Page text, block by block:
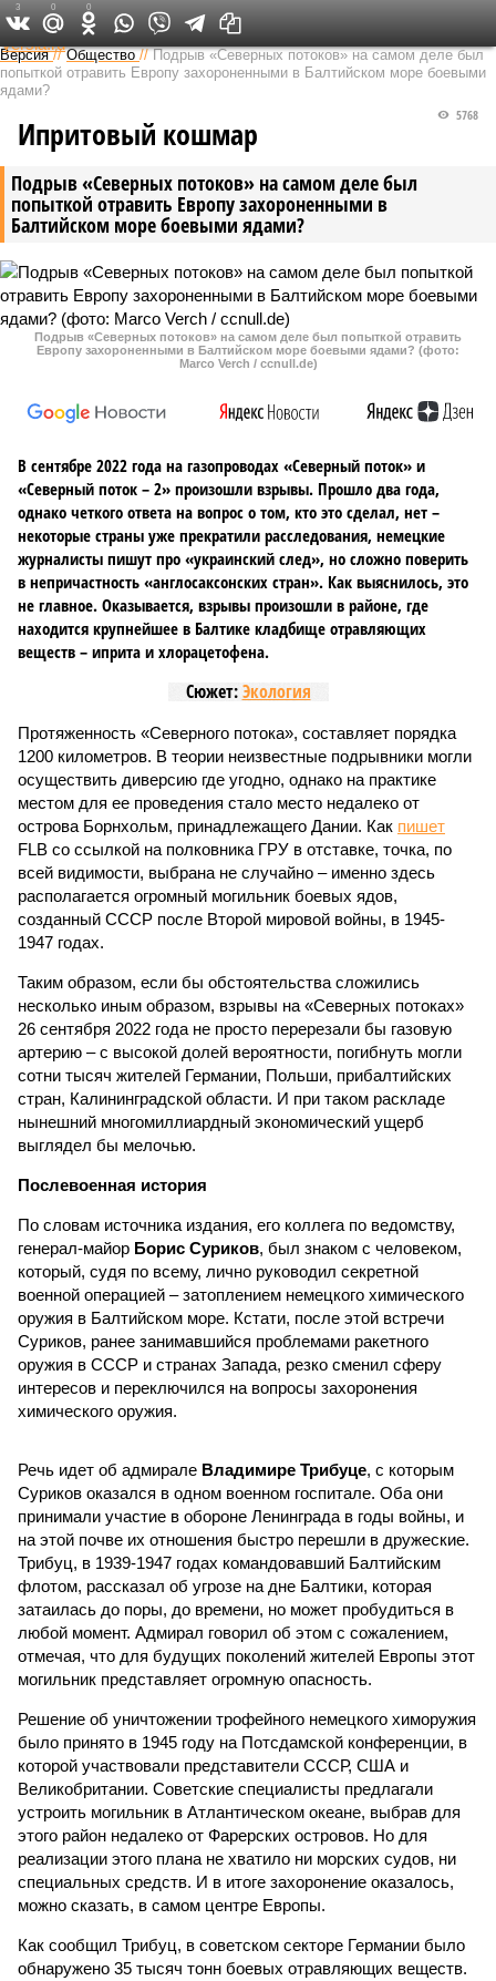
Федеральный выпуск
Версия //Общество //Подрыв «Северных потоков» на самом деле был
попыткой отравить Европу захороненными в Балтийском море боевыми
ядами?
Подрыв «Северных потоков» на самом деле был
попыткой отравить Европу захороненными в
Балтийском море боевыми ядами?
5768
Ипритовый кошмар
Подрыв «Северных потоков» на самом деле был попыткой отравить
Европу захороненными в Балтийском море боевыми ядами? (фото:
Marco Verch / ccnull.de)
В сентябре 2022 года на газопроводах «Северный поток» и
«Северный поток – 2» произошли взрывы. Прошло два года,
однако четкого ответа на вопрос о том, кто это сделал, нет –
некоторые страны уже прекратили расследования, немецкие
журналисты пишут про «украинский след», но сложно поверить
в непричастность «англосаксонских стран». Как выяснилось, это
не главное. Оказывается, взрывы произошли в районе, где
находится крупнейшее в Балтике кладбище отравляющих
веществ – иприта и хлорацетофена.
Сюжет:Экология
Протяженность «Северного потока», составляет порядка
1200 километров. В теории неизвестные подрывники могли
осуществить диверсию где угодно, однако на практике
местом для ее проведения стало место недалеко от
острова Борнхольм, принадлежащего Дании. Как пишет
FLB со ссылкой на полковника ГРУ в отставке, точка, по
всей видимости, выбрана не случайно – именно здесь
располагается огромный могильник боевых ядов,
созданный СССР после Второй мировой войны, в 1945-
1947 годах.
Таким образом, если бы обстоятельства сложились
несколько иным образом, взрывы на «Северных потоках»
26 сентября 2022 года не просто перерезали бы газовую
артерию – с высокой долей вероятности, погибнуть могли
сотни тысяч жителей Германии, Польши, прибалтийских
стран, Калининградской области. И при таком раскладе
нынешний многомиллиардный экономический ущерб
выглядел бы мелочью.
Послевоенная история
По словам источника издания, его коллега по ведомству,
генерал-майор Борис Суриков, был знаком с человеком,
который, судя по всему, лично руководил секретной
военной операцией – затоплением немецкого химического
оружия в Балтийском море. Кстати, после этой встречи
Суриков, ранее занимавшийся проблемами ракетного
оружия в СССР и странах Запада, резко сменил сферу
интересов и переключился на вопросы захоронения
химического оружия.
Речь идет об адмирале Владимире Трибуце, с которым
Суриков оказался в одном военном госпитале. Оба они
принимали участие в обороне Ленинграда в годы войны, и
на этой почве их отношения быстро перешли в дружеские.
Трибуц, в 1939-1947 годах командовавший Балтийским
флотом, рассказал об угрозе на дне Балтики, которая
затаилась до поры, до времени, но может пробудиться в
любой момент. Адмирал говорил об этом с сожалением,
отмечая, что для будущих поколений жителей Европы этот
могильник представляет огромную опасность.
Решение об уничтожении трофейного немецкого химоружия
было принято в 1945 году на Потсдамской конференции, в
которой участвовали представители СССР, США и
Великобритании. Советские специалисты предлагали
устроить могильник в Атлантическом океане, выбрав для
этого район недалеко от Фарерских островов. Но для
реализации этого плана не хватило ни морских судов, ни
специальных средств. И в итоге захоронение оказалось,
можно сказать, в самом центре Европы.
Как сообщил Трибуц, в советском секторе Германии было
обнаружено 35 тысяч тонн боевых отравляющих веществ.
3 0 0